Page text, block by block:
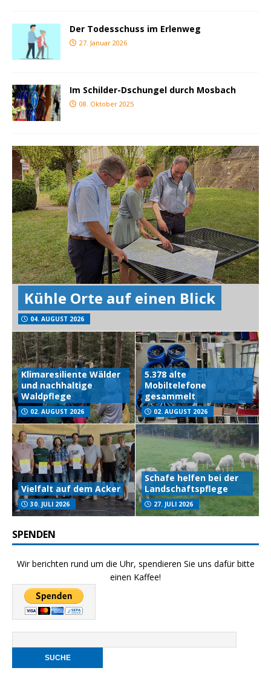
Der Todesschuss im Erlenweg
27. Januar 2026
Im Schilder-Dschungel durch Mosbach
08. Oktober 2025
Kühle Orte auf einen Blick
04. AUGUST 2026
Klimaresiliente Wälder
und nachhaltige
Waldpflege
02. AUGUST 2026
5.378 alte
Mobiltelefone
gesammelt
02. AUGUST 2026
Vielfalt auf dem Acker
30. JULI 2026
Schafe helfen bei der
Landschaftspflege
27. JULI 2026
SPENDEN
Wir berichten rund um die Uhr, spendieren Sie uns dafür bitte
einen Kaffee!